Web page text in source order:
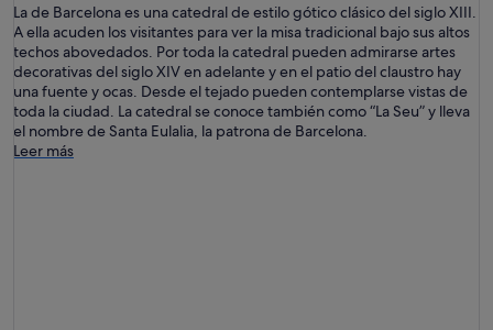
La de Barcelona es una catedral de estilo gótico clásico del siglo XIII.
A ella acuden los visitantes para ver la misa tradicional bajo sus altos
techos abovedados. Por toda la catedral pueden admirarse artes
decorativas del siglo XIV en adelante y en el patio del claustro hay
una fuente y ocas. Desde el tejado pueden contemplarse vistas de
toda la ciudad. La catedral se conoce también como “La Seu” y lleva
el nombre de Santa Eulalia, la patrona de Barcelona.
Leer más